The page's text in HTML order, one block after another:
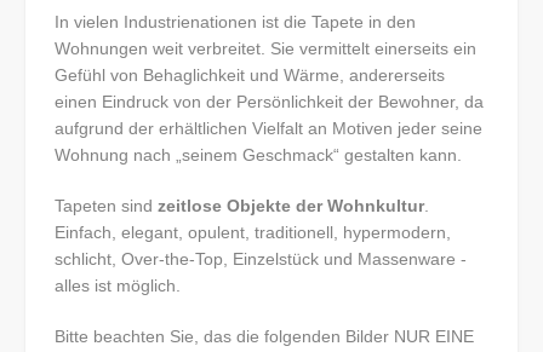
In vielen Industrienationen ist die Tapete in den
Wohnungen weit verbreitet. Sie vermittelt einerseits ein
Gefühl von Behaglichkeit und Wärme, andererseits
einen Eindruck von der Persönlichkeit der Bewohner, da
aufgrund der erhältlichen Vielfalt an Motiven jeder seine
Wohnung nach „seinem Geschmack“ gestalten kann.
Tapeten sind zeitlose Objekte der Wohnkultur.
Einfach, elegant, opulent, traditionell, hypermodern,
schlicht, Over-the-Top, Einzelstück und Massenware -
alles ist möglich.
Bitte beachten Sie, das die folgenden Bilder NUR EINE